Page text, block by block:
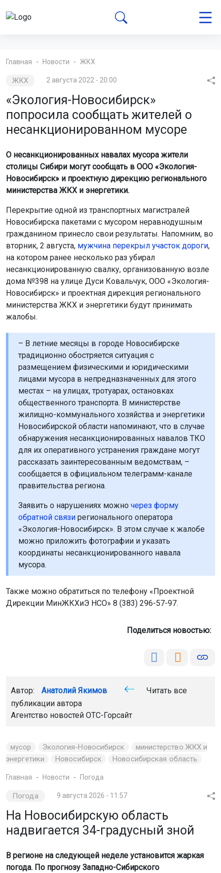
Главная Новости ЖКХ
ЖКХ 2 августа 2022 - 20:00
«Экология-Новосибирск»
попросила сообщать жителей о
несанкционированном мусоре
О несанкционированных навалах мусора жители
столицы Сибири могут сообщать в ООО «Экология-
Новосибирск» и проектную дирекцию регионального
министерства ЖКХ и энергетики.
Перекрытие одной из транспортных магистралей
Новосибирска пакетами с мусором неравнодушным
гражданином принесло свои результаты. Напомним, во
вторник, 2 августа, мужчина перекрыл участок дороги,
на котором ранее несколько раз убирал
несанкционированную свалку, организованную возле
дома №398 на улице Дуси Ковальчук, ООО «Экология-
Новосибирск» и проектная дирекция регионального
министерства ЖКХ и энергетики будут принимать
жалобы.
– В летние месяцы в городе Новосибирске
традиционно обостряется ситуация с
размещением физическими и юридическими
лицами мусора в непредназначенных для этого
местах – на улицах, тротуарах, остановках
общественного транспорта. В министерстве
жилищно-коммунального хозяйства и энергетики
Новосибирской области напоминают, что в случае
обнаружения несанкционированных навалов ТКО
для их оперативного устранения граждане могут
рассказать заинтересованным ведомствам, –
сообщается в официальном телеграмм-канале
правительства региона.
Заявить о нарушениях можно через форму
обратной связи регионального оператора
«Экология-Новосибирск». В этом случае к жалобе
можно приложить фотографии и указать
координаты несанкционированного навала
мусора.
Также можно обратиться по телефону «Проектной
Дирекции МинЖКХиЭ НСО» 8 (383) 296-57-97.
Поделиться новостью:
Автор: Анатолий Якимов
Читать все
публикации автора
Агентство новостей ОТС-Горсайт
мусор Экология-Новосибирск
министерство ЖКХ и
энергетики
Новосибирск Новосибирская область
Главная Новости Погода
Погода 9 августа 2026 - 11:57
На Новосибирскую область
надвигается 34-градусный зной
В регионе на следующей неделе установится жаркая
погода. По прогнозу Западно-Сибирского